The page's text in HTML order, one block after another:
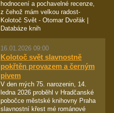
hodnocení a pochavelné recenze,
z čehož mám velkou radost-
Kolotoč Svět - Otomar Dvořák |
Databáze knih
16.01.2026 09:00
Kolotoč svět slavnostně
pokřtěn provazem a černým
pivem
V den mých 75. narozenin, 14.
ledna 2026 proběhl v Hradčanské
pobočce městské knihovny Praha
slavnostní křest mé románové